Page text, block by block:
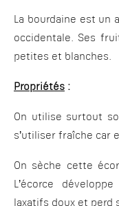
La bourdaine est un
occidentale. Ses
petites et blanches.
Propriétés :
On utilise surtout
s’utiliser fraîche car
On sèche cette
L’écorce
laxatifs doux et perd